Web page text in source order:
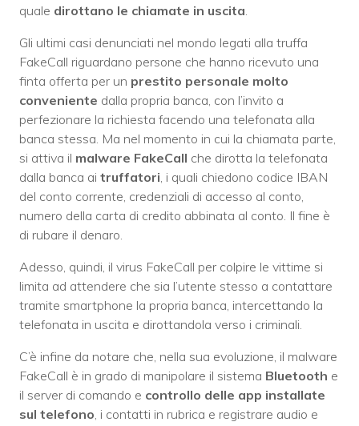
quale dirottano le chiamate in uscita
Gli ultimi casi denunciati nel mondo legati alla truffa
FakeCall riguardano persone che hanno ricevuto una
finta offerta per un prestito personale molto
conveniente dalla propria banca, con l’invito a
perfezionare la richiesta facendo una telefonata alla
banca stessa. Ma nel momento in cui la chiamata parte,
si attiva il malware FakeCall che dirotta la telefonata
dalla banca ai truffatori , i quali chiedono codice IBAN
del conto corrente, credenziali di accesso al conto,
numero della carta di credito abbinata al conto. Il fine è
di rubare il denaro.
Adesso, quindi, il virus FakeCall per colpire le vittime si
limita ad attendere che sia l’utente stesso a contattare
tramite smartphone la propria banca, intercettando la
telefonata in uscita e dirottandola verso i criminali.
C’è infine da notare che, nella sua evoluzione, il malware
FakeCall è in grado di manipolare il sistema Bluetooth e
il server di comando e controllo delle app installate
sul telefono , i contatti in rubrica e registrare audio e